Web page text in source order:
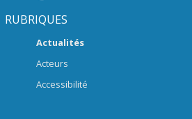
RUBRIQUES
Actualités
Acteurs
Accessibilité